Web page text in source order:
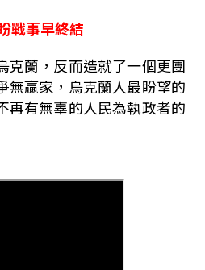
戰事早終結
克蘭，反而造就了一個更團
無贏家，烏克蘭人最盼望的
再有無辜的人民為執政者的